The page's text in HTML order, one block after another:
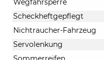
Scheckheftgepflegt
Nichtraucher-Fahrzeug
Servolenkung